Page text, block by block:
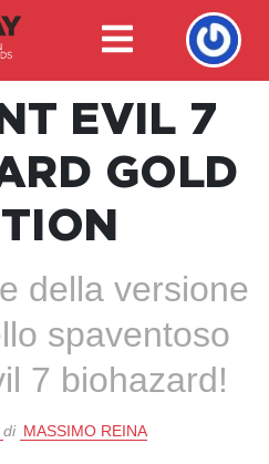
EVIL 7
GOLD
della versione
spaventoso
7 biohazard!
di MASSIMO REINA